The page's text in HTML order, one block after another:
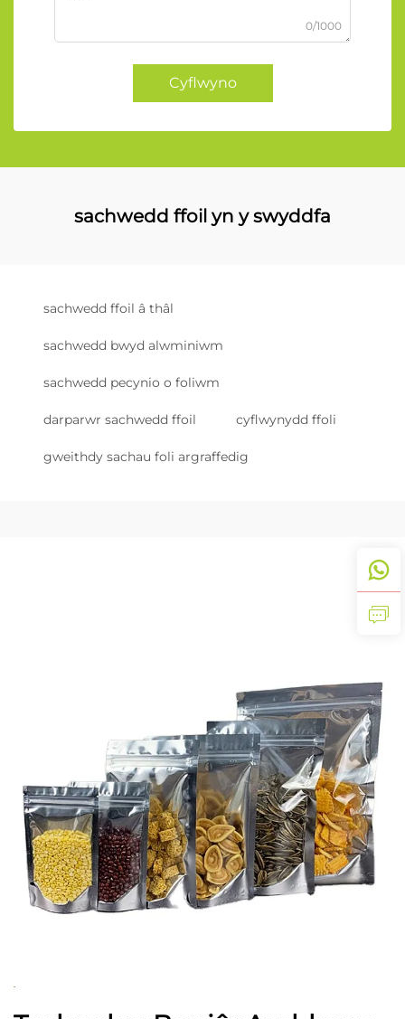
0/1000
Cyflwyno
sachwedd ffoil yn y swyddfa
sachwedd ffoil â thâl
sachwedd bwyd alwminiwm
sachwedd pecynio o foliwm
darparwr sachwedd ffoil cyflwynydd ffoli
gweithdy sachau foli argraffedig